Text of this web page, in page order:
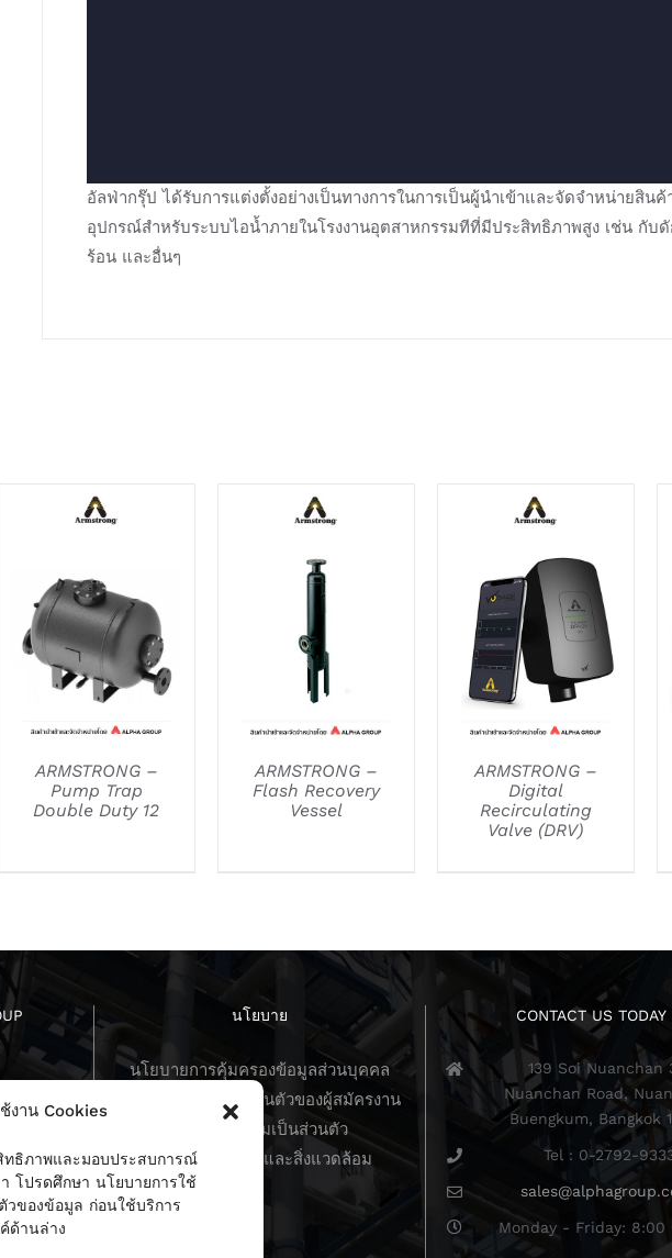
งาน Cookies
ทธิภาพและมอบประสบการณ์
โปรดศึกษา นโยบายการใช้
วของข้อมูล ก่อนใช้บริการ
ด้านล่าง
อัลฟ่ากรุ๊ป ได้รับการแต่งตั้งอย่างเป็นทางการในการเป็นผู้นำเข้าและจัดจำหน่ายสินค้
อุปกรณ์สำหรับระบบไอน้ำภายในโรงงานอุตสาหกรรมทีที่มีประสิทธิภาพสูง เช่น กั
ร้อน และอื่นๆ
DETAILS
ARMSTRONG –
Pump Trap
Double Duty 12
DETAILS
ARMSTRONG –
Flash Recovery
Vessel
DETAILS
ARMSTRONG –
Digital
Recirculating
Valve (DRV)
นโยบาย
นโยบายการคุ้มครองข้อมูลส่วนบุคคล
นโยบายความเป็นส่วนตัวของผู้สมัครงาน
นโยบายความเป็นส่วนตัว
นโยบายคุณภาพและสิ่งแวดล้อม
CONTACT US TODAY
139 Soi Nuanchan
Nuanchan Road,
Buengkum, Bangkok
Tel : 0-2792-
Monday - Friday: 8:00